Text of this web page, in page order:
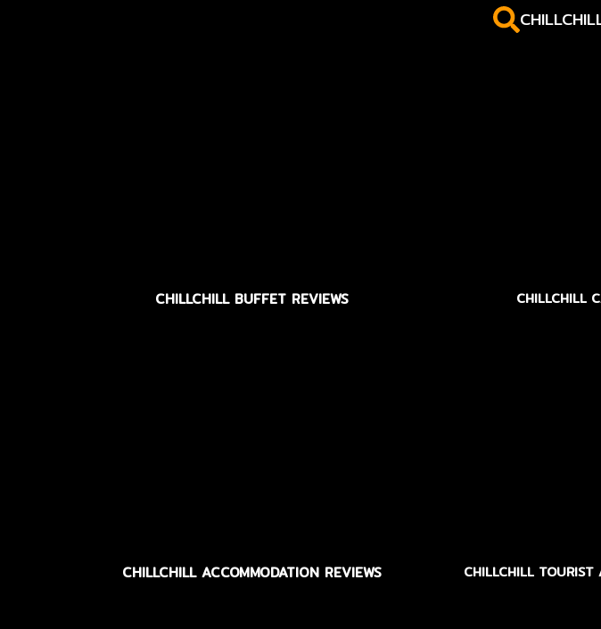
CHILLCHILL BUFFET REVIEWS CHILLCHILL
CHILLCHILL ACCOMMODATION REVIEWS CHILLCHILL TOURIST